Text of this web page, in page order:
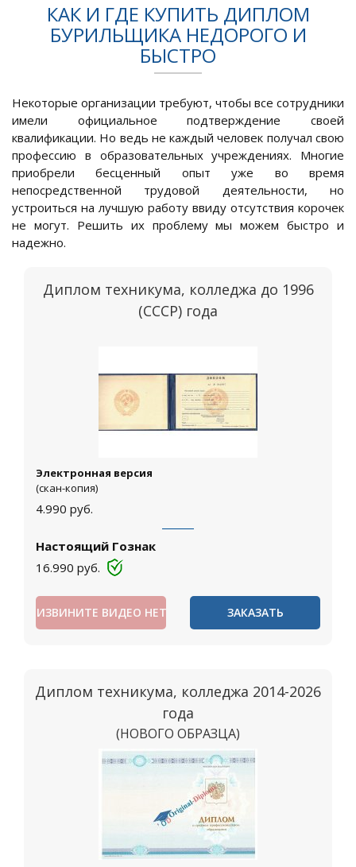
КАК И ГДЕ КУПИТЬ ДИПЛОМ
БУРИЛЬЩИКА НЕДОРОГО И
БЫСТРО
Некоторые организации требуют, чтобы все сотрудники
имели официальное подтверждение своей
квалификации. Но ведь не каждый человек получал свою
профессию в образовательных учреждениях. Многие
приобрели бесценный опыт уже во время
непосредственной трудовой деятельности, но
устроиться на лучшую работу ввиду отсутствия корочек
не могут. Решить их проблему мы можем быстро и
надежно.
Диплом техникума, колледжа до 1996
(СССР) года
Электронная версия
(скан-копия)
4.990 руб.
Настоящий Гознак
16.990 руб.
ИЗВИНИТЕ ВИДЕО НЕТ ЗАКАЗАТЬ
Диплом техникума, колледжа 2014-2026
года
(НОВОГО ОБРАЗЦА)
Москва